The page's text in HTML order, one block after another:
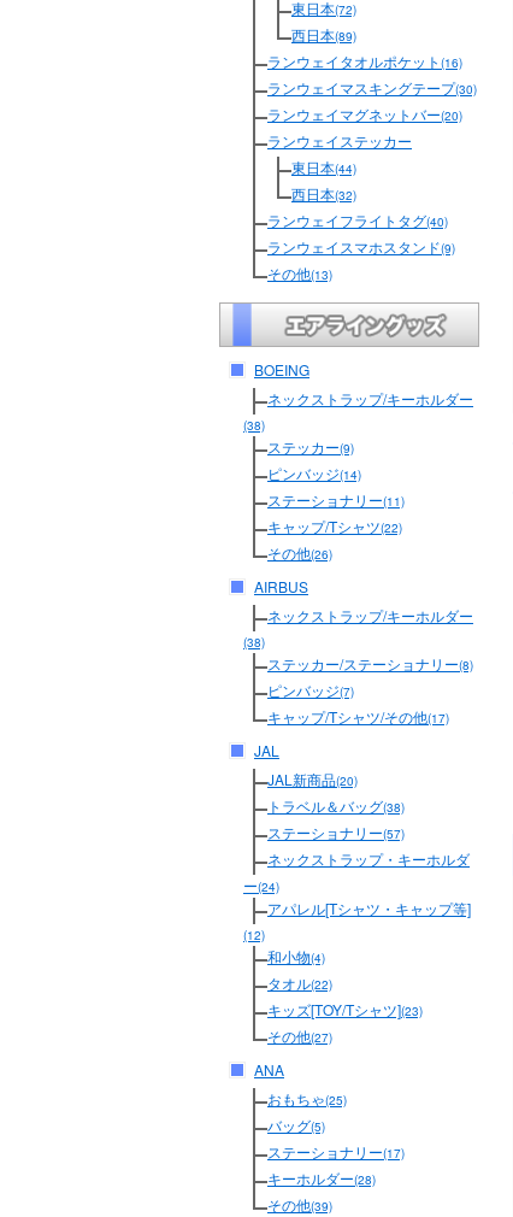
東日本(72)
西日本(89)
ランウェイタオルポケット (16)
ランウェイマスキングテープ(30)
ランウェイマグネットバー(20)
ランウェイステッカー
東日本(44)
西日本(32)
ランウェイフライトタグ(40)
ランウェイスマホスタンド(9)
その他(13)
BOEING
ネックストラップ/キーホルダー
(38)
ステッカー(9)
ピンバッジ(14)
ステーショナリー(11)
キャップ/Tシャツ(22)
その他(26)
AIRBUS
ネックストラップ/キーホルダー
(38)
ステッカー/ステーショナリー(8)
ピンバッジ(7)
キャップ/Tシャツ/その他(17)
JAL
JAL新商品(20)
トラベル＆バッグ(38)
ステーショナリー(57)
ネックストラップ・キーホルダ
ー(24)
アパレル[Tシャツ・キャップ等]
(12)
和小物(4)
タオル(22)
キッズ[TOY/Tシャツ](23)
その他(27)
ANA
おもちゃ(25)
バッグ(5)
ステーショナリー(17)
キーホルダー(28)
その他(39)